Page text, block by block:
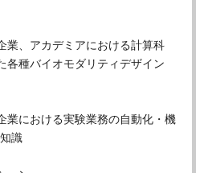
業、アカデミアにおける計算科
各種バイオモダリティデザイン
業における実験業務の自動化・機
識